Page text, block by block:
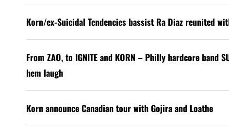
Korn/ex-Suicidal Tendencies bassist Ra Diaz reunited
From ZAO, to IGNITE and KORN – Philly hardcore band
hem laugh
Korn announce Canadian tour with Gojira and Loathe